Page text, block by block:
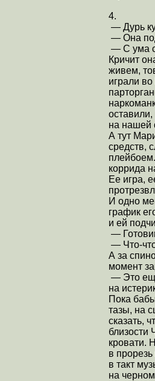
4.
— Дурь
— Она
— С ума
Кричит
живем,
играли
оставили,
на нашей
А тут
средств,
коррида
Ее игра,
И одно
график
и ей
—
— Что-
А за
момент
— Это
на
Пока
тазы, на
сказать,
близости
кровати.
в
в такт
на